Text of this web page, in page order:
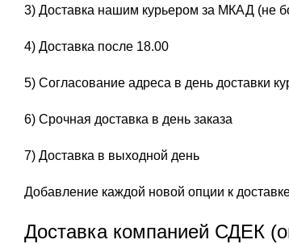
3) Доставка нашим курьером за МКАД (не
4) Доставка после 18.00
5) Согласование адреса в день доставки
6) Срочная доставка в день заказа
7) Доставка в выходной день
Добавление каждой новой опции к
Доставка компанией СДЕК